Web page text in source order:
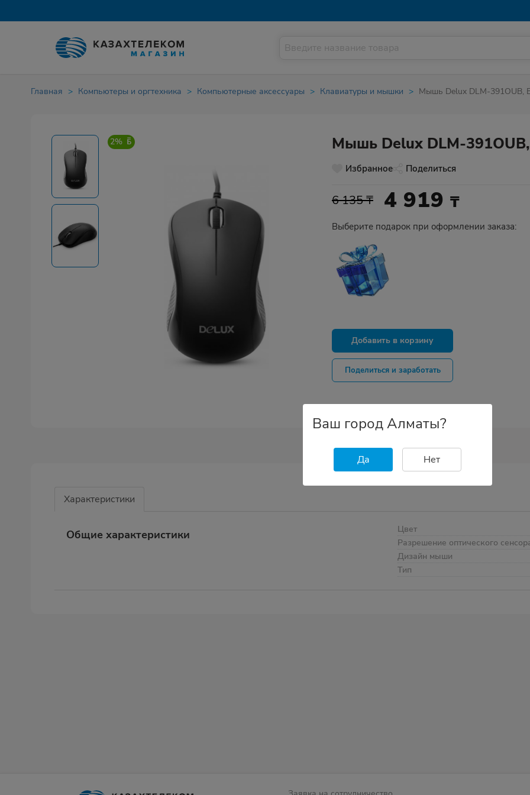
Главная Компьютеры и оргтехника Компьютерные аксессуары Клавиатуры и мышки Мышь Delux DLM-391OUB,
2% Мышь Delux DLM-
Избранное Поделиться
6 135 ₸ 4 919₸
Выберите подарок при оформлении заказа:
Добавить в корзину
Поделиться и заработать
Характеристики
Общие характеристики Цвет
Разрешение оптического
Дизайн мыши
Тип
Ваш город Алматы?
Да Нет